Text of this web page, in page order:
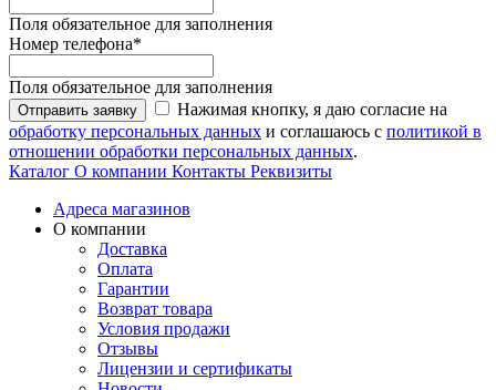
Поля обязательное для заполнения
Номер телефона*
Поля обязательное для заполнения
Отправить заявку
Нажимая кнопку, я даю согласие на
обработку персональных данных и соглашаюсь с политикой в
отношении обработки персональных данных.
Каталог О компании Контакты Реквизиты
Адреса магазинов
О компании
Доставка
Оплата
Гарантии
Возврат товара
Условия продажи
Отзывы
Лицензии и сертификаты